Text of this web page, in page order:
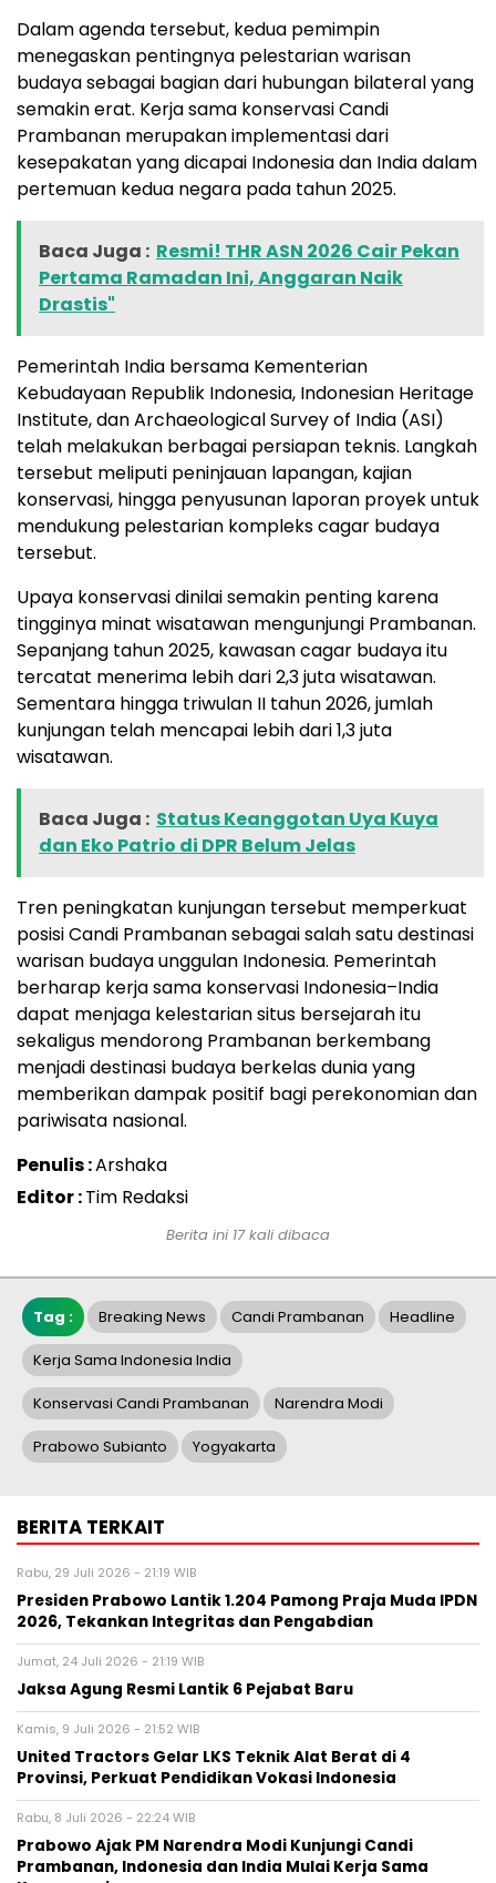
Dalam agenda tersebut, kedua pemimpin
menegaskan pentingnya pelestarian warisan
budaya sebagai bagian dari hubungan bilateral yang
semakin erat. Kerja sama konservasi Candi
Prambanan merupakan implementasi dari
kesepakatan yang dicapai Indonesia dan India dalam
pertemuan kedua negara pada tahun 2025.
Baca Juga : Resmi! THR ASN 2026 Cair Pekan
Pertama Ramadan Ini, Anggaran Naik
Drastis"
Pemerintah India bersama Kementerian
Kebudayaan Republik Indonesia, Indonesian Heritage
Institute, danArchaeological Survey of India (ASI)
telah melakukan berbagai persiapan teknis. Langkah
tersebut meliputi peninjauan lapangan, kajian
konservasi, hingga penyusunan laporan proyek untuk
mendukung pelestarian kompleks cagar budaya
tersebut.
Upaya konservasi dinilai semakin penting karena
tingginya minat wisatawan mengunjungi Prambanan.
Sepanjang tahun 2025, kawasan cagar budaya itu
tercatat menerima lebih dari 2,3 juta wisatawan.
Sementara hingga triwulan II tahun 2026, jumlah
kunjungan telah mencapai lebih dari 1,3 juta
wisatawan.
Baca Juga : Status Keanggotan Uya Kuya
dan Eko Patrio di DPR Belum Jelas
Tren peningkatan kunjungan tersebut memperkuat
posisiCandi Prambanansebagai salah satu destinasi
warisan budaya unggulan Indonesia. Pemerintah
berharap kerja sama konservasi Indonesia–India
dapat menjaga kelestarian situs bersejarah itu
sekaligus mendorong Prambanan berkembang
menjadidestinasi budaya berkelas duniayang
memberikan dampak positif bagi perekonomian dan
pariwisata nasional.
Penulis :Arshaka
Editor :Tim Redaksi
Berita ini 17 kali dibaca
Tag : Breaking News Candi Prambanan Headline
Kerja Sama Indonesia India
Konservasi Candi Prambanan Narendra Modi
Prabowo Subianto Yogyakarta
BERITA TERKAIT
Rabu, 29 Juli 2026 - 21:19 WIB
Presiden Prabowo Lantik 1.204 Pamong Praja Muda IPDN
2026, Tekankan Integritas dan Pengabdian
Jumat, 24 Juli 2026 - 21:19 WIB
Jaksa Agung Resmi Lantik 6 Pejabat Baru
Kamis, 9 Juli 2026 - 21:52 WIB
United Tractors Gelar LKS Teknik Alat Berat di 4
Provinsi, Perkuat Pendidikan Vokasi Indonesia
Rabu, 8 Juli 2026 - 22:24 WIB
Prabowo Ajak PM Narendra Modi Kunjungi Candi
Prambanan, Indonesia dan India Mulai Kerja Sama